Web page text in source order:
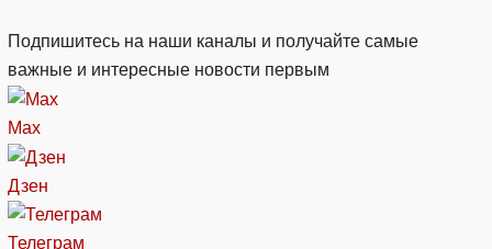
Подпишитесь на наши каналы и получайте самые
важные и интересные новости первым
Max
Дзен
Телеграм